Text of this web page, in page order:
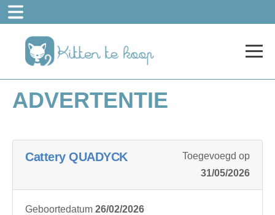
ADVERTENTIE
Cattery QUADYCK
Toegevoegd op
31/05/2026
Geboortedatum 26/02/2026